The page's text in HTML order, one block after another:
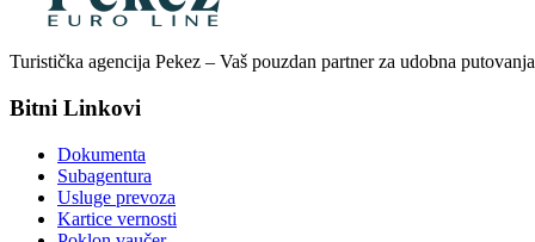
Turistička agencija Pekez – Vaš pouzdan partner za udobna
Bitni Linkovi
Dokumenta
Subagentura
Usluge prevoza
Kartice vernosti